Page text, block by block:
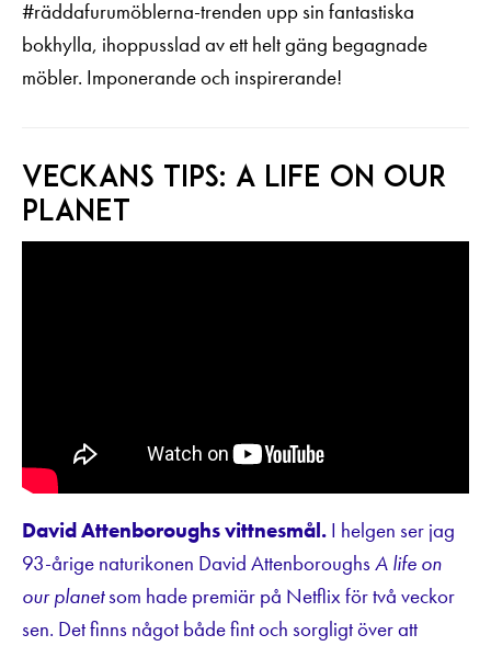
#räddafurumöblerna-trenden upp sin fantastiska
bokhylla, ihoppusslad av ett helt gäng begagnade
möbler. Imponerande och inspirerande!
Veckans tips: A life on our
planet
David Attenboroughs vittnesmål. I helgen ser jag
93-årige naturikonen David AttenboroughsA life on
our planetsom hade premiär på Netflix för två veckor
sen. Det finns något både fint och sorgligt över att